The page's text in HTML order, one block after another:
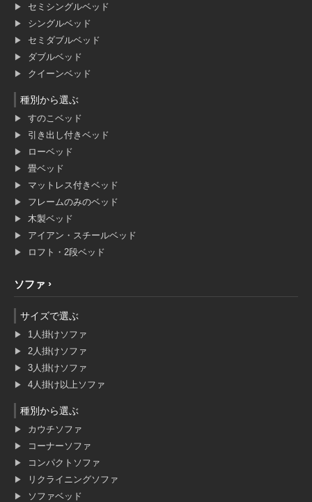
セミシングルベッド
シングルベッド
セミダブルベッド
ダブルベッド
クイーンベッド
種別から選ぶ
すのこベッド
引き出し付きベッド
ローベッド
畳ベッド
マットレス付きベッド
フレームのみのベッド
木製ベッド
アイアン・スチールベッド
ロフト・2段ベッド
ソファ
サイズで選ぶ
1人掛けソファ
2人掛けソファ
3人掛けソファ
4人掛け以上ソファ
種別から選ぶ
カウチソファ
コーナーソファ
コンパクトソファ
リクライニングソファ
ソファベッド